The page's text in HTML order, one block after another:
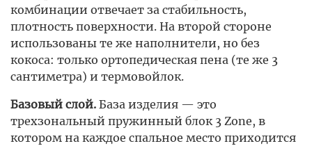
комбинации отвечает за стабильность,
плотность поверхности. На второй стороне
использованы те же наполнители, но без
кокоса: только ортопедическая пена (те же 3
сантиметра) и термовойлок.
Базовый слой. База изделия — это
трехзональный пружинный блок 3 Zone, в
котором на каждое спальное место приходится